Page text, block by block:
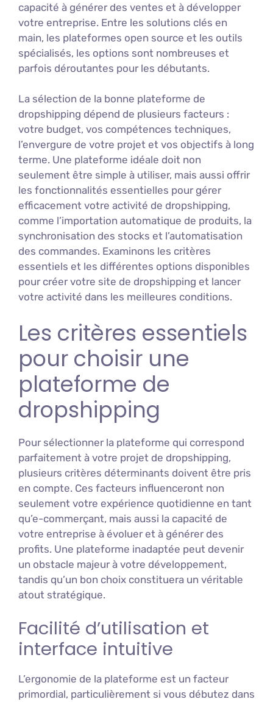
capacité à générer des ventes et à développer
votre entreprise. Entre les solutions clés en
main, les plateformes open source et les outils
spécialisés, les options sont nombreuses et
parfois déroutantes pour les débutants.
La sélection de la bonne plateforme de
dropshipping dépend de plusieurs facteurs :
votre budget, vos compétences techniques,
l’envergure de votre projet et vos objectifs à long
terme. Une plateforme idéale doit non
seulement être simple à utiliser, mais aussi offrir
les fonctionnalités essentielles pour gérer
efficacement votre activité de dropshipping,
comme l’importation automatique de produits, la
synchronisation des stocks et l’automatisation
des commandes. Examinons les critères
essentiels et les différentes options disponibles
pour créer votre site de dropshipping et lancer
votre activité dans les meilleures conditions.
Les critères essentiels
pour choisir une
plateforme de
dropshipping
Pour sélectionner la plateforme qui correspond
parfaitement à votre projet de dropshipping,
plusieurs critères déterminants doivent être pris
en compte. Ces facteurs influenceront non
seulement votre expérience quotidienne en tant
qu’e-commerçant, mais aussi la capacité de
votre entreprise à évoluer et à générer des
profits. Une plateforme inadaptée peut devenir
un obstacle majeur à votre développement,
tandis qu’un bon choix constituera un véritable
atout stratégique.
Facilité d’utilisation et
interface intuitive
L’ergonomie de la plateforme est un facteur
primordial, particulièrement si vous débutez dans